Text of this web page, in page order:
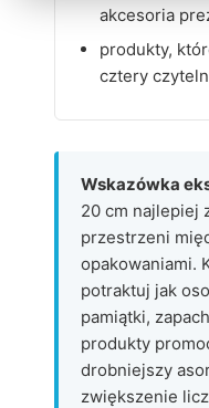
akcesoria
produkty,
cztery
Wskazówka
20 cm najlepiej
przestrzeni
opakowaniami.
potraktuj jak
pamiątki,
produkty
drobniejszy
zwiększenie